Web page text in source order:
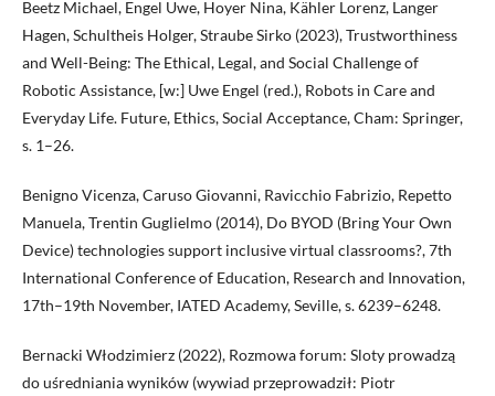
Beetz Michael, Engel Uwe, Hoyer Nina, Kähler Lorenz, Langer
Hagen, Schultheis Holger, Straube Sirko (2023), Trustworthiness
and Well-Being: The Ethical, Legal, and Social Challenge of
Robotic Assistance, [w:] Uwe Engel (red.), Robots in Care and
Everyday Life. Future, Ethics, Social Acceptance, Cham: Springer,
s. 1–26.
Benigno Vicenza, Caruso Giovanni, Ravicchio Fabrizio, Repetto
Manuela, Trentin Guglielmo (2014), Do BYOD (Bring Your Own
Device) technologies support inclusive virtual classrooms?, 7th
International Conference of Education, Research and Innovation,
17th–19th November, IATED Academy, Seville, s. 6239–6248.
Bernacki Włodzimierz (2022), Rozmowa forum: Sloty prowadzą
do uśredniania wyników (wywiad przeprowadził: Piotr